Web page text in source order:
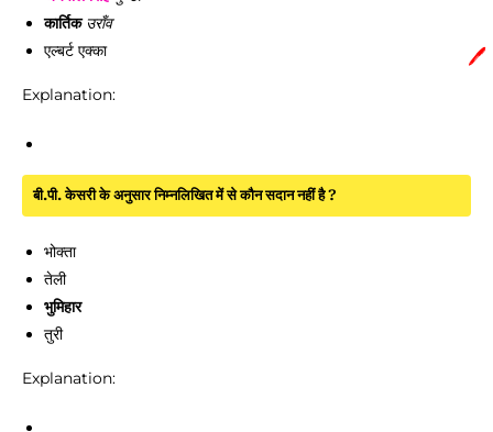
कार्तिक उराँव
एल्बर्ट एक्का
Explanation:
बी.पी. केसरी के अनुसार निम्नलिखित में से कौन सदान नहीं है ?
भोक्ता
तेली
भुमिहार
तुरी
Explanation:
🖊️